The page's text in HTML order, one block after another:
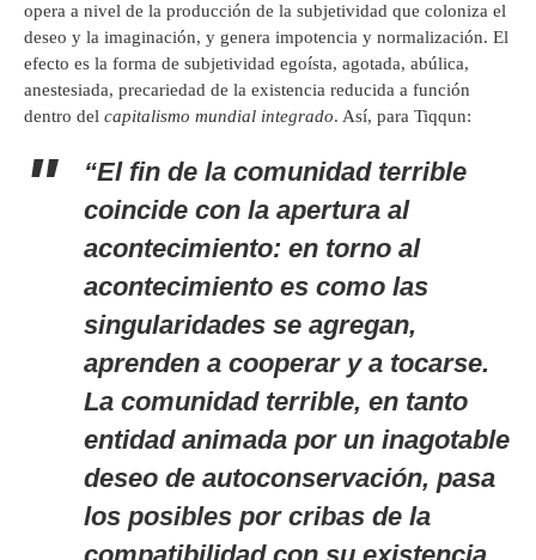
opera a nivel de la producción de la subjetividad que coloniza el
deseo y la imaginación, y genera impotencia y normalización. El
efecto es la forma de subjetividad egoísta, agotada, abúlica,
anestesiada, precariedad de la existencia reducida a función
dentro del capitalismo mundial integrado. Así, para Tiqqun:
“El fin de la comunidad terrible
coincide con la apertura al
acontecimiento: en torno al
acontecimiento es como las
singularidades se agregan,
aprenden a cooperar y a tocarse.
La comunidad terrible, en tanto
entidad animada por un inagotable
deseo de autoconservación, pasa
los posibles por cribas de la